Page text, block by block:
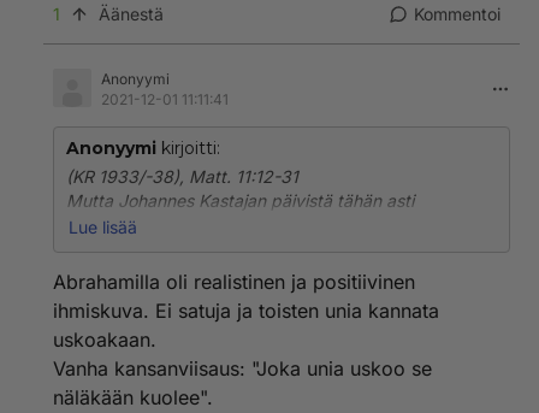
1 Äänestä Kommentoi
Anonyymi
2021-12-01 11:11:41
Anonyymi kirjoitti:
(KR 1933/-38), Matt. 11:12-31
Mutta Johannes Kastajan päivistä tähän asti
hyökätään taivasten valtakuntaa vastaan,
ennemmin taivas ja maa katoavat, kuin yksikään lain
Jokainen,
joka hylkää vaimonsa
ja nai toisen,
tekee huorin;
Lue lisää
Abrahamilla oli realistinen ja positiivinen
ihmiskuva. Ei satuja ja toisten unia kannata
uskoakaan.
Vanha kansanviisaus: "Joka unia uskoo se
näläkään kuolee".